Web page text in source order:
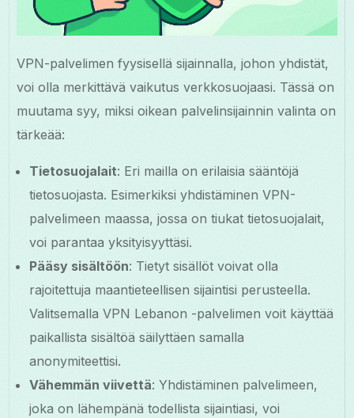
VPN-palvelimen fyysisellä sijainnalla, johon yhdistät,
voi olla merkittävä vaikutus verkkosuojaasi. Tässä on
muutama syy, miksi oikean palvelinsijainnin valinta on
tärkeää:
Tietosuojalait: Eri mailla on erilaisia sääntöjä
tietosuojasta. Esimerkiksi yhdistäminen VPN-
palvelimeen maassa, jossa on tiukat tietosuojalait,
voi parantaa yksityisyyttäsi.
Pääsy sisältöön: Tietyt sisällöt voivat olla
rajoitettuja maantieteellisen sijaintisi perusteella.
Valitsemalla VPN Lebanon -palvelimen voit käyttää
paikallista sisältöä säilyttäen samalla
anonymiteettisi.
Vähemmän viivettä: Yhdistäminen palvelimeen,
joka on lähempänä todellista sijaintiasi, voi